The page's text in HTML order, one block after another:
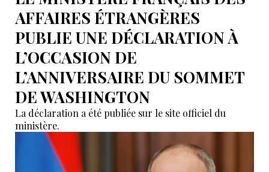
AFFAIRES ÉTRANGÈRES
PUBLIE UNE DÉCLARATION À
L’OCCASION DE
L’ANNIVERSAIRE DU SOMMET
DE WASHINGTON
La déclaration a été publiée sur le site officiel du
ministère.